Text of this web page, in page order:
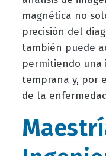
magnética no
precisión del
también puede
permitiendo una
temprana y, por
de la